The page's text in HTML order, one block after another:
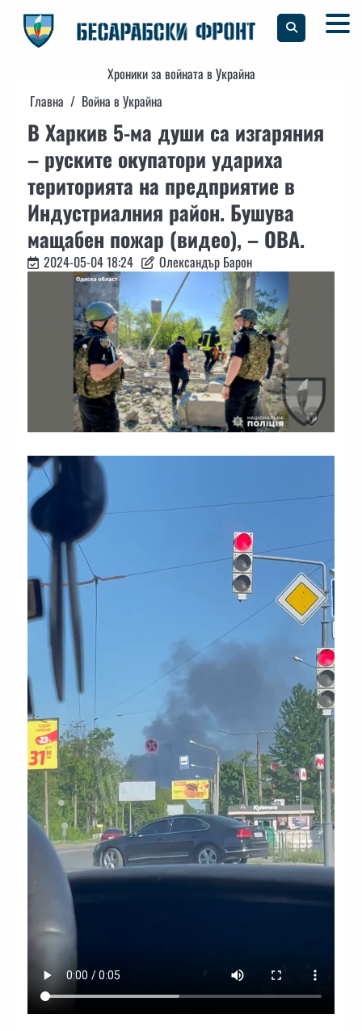
content
Хроники за войната в Украйна
Главна
Война в Украйна
В Харкив 5-ма души са изгаряния
– руските окупатори удариха
територията на предприятие в
Индустриалния район. Бушува
мащабен пожар (видео), – ОВА.
2024-05-04 18:24 Олександър Барон